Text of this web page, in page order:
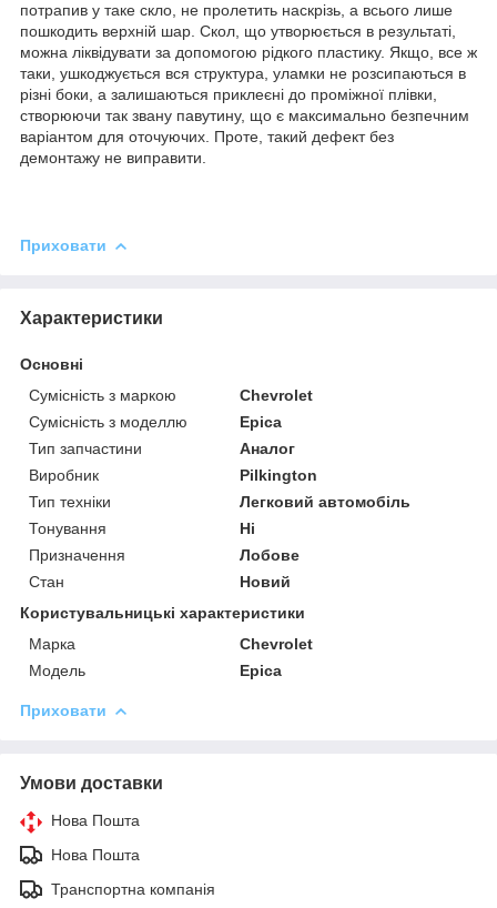
потрапив у таке скло, не пролетить наскрізь, а всього лише
пошкодить верхній шар. Скол, що утворюється в результаті,
можна ліквідувати за допомогою рідкого пластику. Якщо, все ж
таки, ушкоджується вся структура, уламки не розсипаються в
різні боки, а залишаються приклеєні до проміжної плівки,
створюючи так звану павутину, що є максимально безпечним
варіантом для оточуючих. Проте, такий дефект без
демонтажу не виправити.
Приховати
Характеристики
Основні
Сумісність з маркою
Chevrolet
Сумісність з моделлю
Epica
Тип запчастини
Аналог
Виробник
Pilkington
Тип техніки
Легковий автомобіль
Тонування
Ні
Призначення
Лобове
Стан
Новий
Користувальницькі характеристики
Марка
Chevrolet
Модель
Epica
Приховати
Умови доставки
Нова Пошта
Нова Пошта
Транспортна компанія